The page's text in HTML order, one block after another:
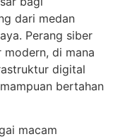
dari medan
Perang siber
di mana
digital
bertahan
macam